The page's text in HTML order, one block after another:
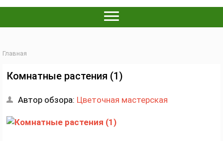
Главная
Комнатные растения (1)
Автор обзора: Цветочная мастерская